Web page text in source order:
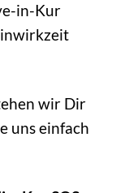
in-Kur
wir Dir
uns einfach